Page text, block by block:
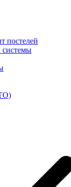
постелей
системы